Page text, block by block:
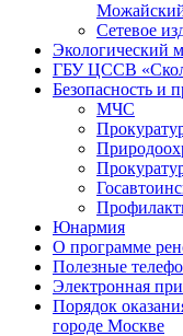
Сетевое
Экологический
ГБУ ЦССВ
Безопасность и
МЧС
Юнармия
О программе
Полезные
Электронная
Порядок
городе Москве